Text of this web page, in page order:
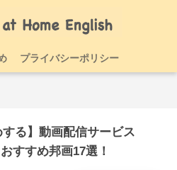
プライバシーポリシー
する】動画配信サービス
すすめ邦画17選！